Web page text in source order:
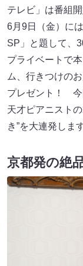
テレビ」は番組
6月9日（金）に
SP」と題して、
プライベートで
ム、行きつけの
プレゼント！ 今
天才ピアニスト
き”を大連発します
京都発の絶